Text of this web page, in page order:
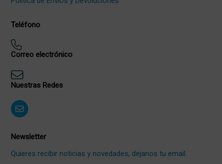
Teléfono
Correo electrónico
Nuestras Redes
Newsletter
Quieres recibir noticias y novedades, dejanos tu email.